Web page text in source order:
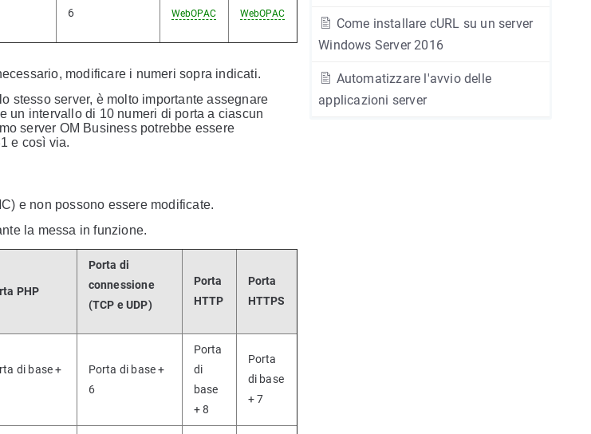
Come installare cURL su un server
Windows Server 2016
Automatizzare l'avvio delle
applicazioni server
6
WebOPAC WebOPAC
modificare i numeri sopra indicati.
stesso server, è molto importante assegnare
un intervallo di 10 numeri di porta a ciascun
server OM Business potrebbe essere
e così via.
e non possono essere modificate.
la messa in funzione.
PHP
Porta di
connessione
(TCP e UDP)
Porta
HTTP
Porta
HTTPS
di base +
Porta di base +
6
Porta
di
base
+ 8
Porta
di base
+ 7